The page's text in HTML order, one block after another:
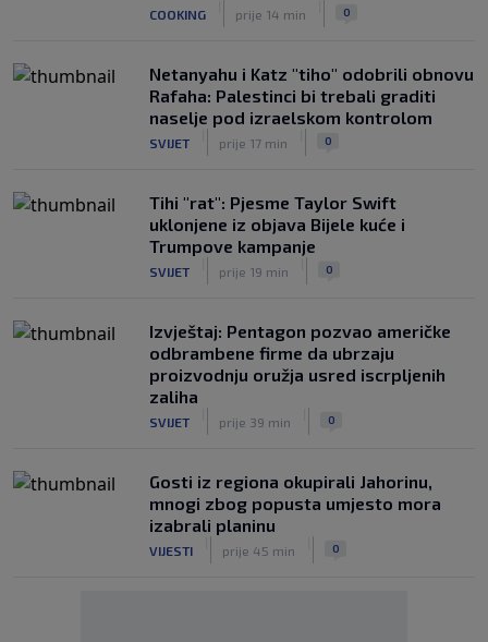
COOKING prije 14 min 0
Netanyahu i Katz "tiho" odobrili obnovu
Rafaha: Palestinci bi trebali graditi
naselje pod izraelskom kontrolom
SVIJET prije 17 min 0
Tihi "rat": Pjesme Taylor Swift
uklonjene iz objava Bijele kuće i
Trumpove kampanje
SVIJET prije 19 min 0
Izvještaj: Pentagon pozvao američke
odbrambene firme da ubrzaju
proizvodnju oružja usred iscrpljenih
zaliha
SVIJET prije 39 min 0
Gosti iz regiona okupirali Jahorinu,
mnogi zbog popusta umjesto mora
izabrali planinu
VIJESTI prije 45 min 0